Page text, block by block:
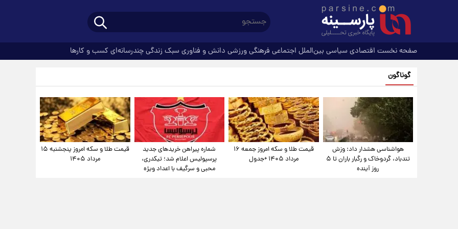
صفحه نخست اقتصادی سیاسی بین‌الملل اجتماعی فرهنگیورزشی دانش و فناوری سبک زندگیچندرسانه‌ای کسب و کارها
گوناگون
هواشناسی هشدار داد: وزش
تندباد، گردوخاک و رگبار باران تا ۵
روز آینده
قیمت طلا و سکه امروز جمعه ۱۶
مرداد ۱۴۰۵ +جدول
شماره پیراهن خریدهای جدید
پرسپولیس اعلام شد؛ تیکدری،
محبی و سرگیف با اعداد ویژه
قیمت طلا و سکه امروز پنجشنبه ۱۵
مرداد ۱۴۰۵